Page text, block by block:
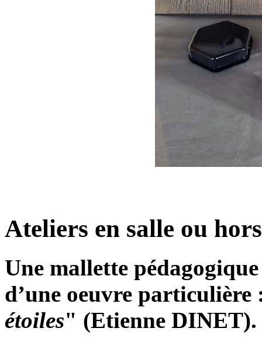
Ateliers en salle ou
Une mallette
d’une oeuvre
étoiles" (Etienne DINET).